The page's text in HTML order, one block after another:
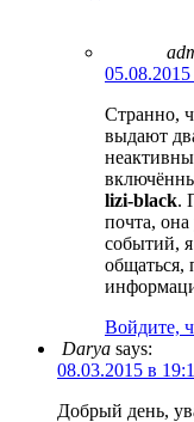
Странно,
выдают
lizi-black.
почта,
событий,
общаться,
Войдите,
Darya says:
08.03.2015 в
Добрый день,